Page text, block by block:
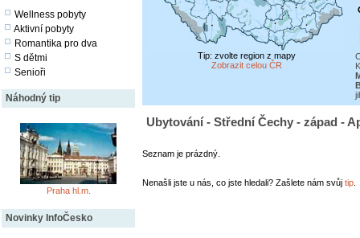
Wellness pobyty
Aktivní pobyty
Romantika pro dva
S dětmi
Senioři
Náhodný tip
Praha hl.m.
Novinky InfoČesko
Tip: zvolte region z mapy
Zobrazit celou ČR
Ubytování - Střední Čechy - západ -
Seznam je prázdný.
Nenašli jste u nás, co jste hledali? Zašlete nám svůj tip